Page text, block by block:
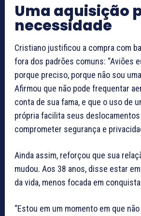
Uma aquisição
necessidade
Cristiano justificou a compra com
fora dos padrões comuns: “Aviões
porque preciso, porque não sou
Afirmou que não pode frequentar
conta de sua fama, e que o uso de
própria facilita seus
comprometer segurança e
Ainda assim, reforçou que sua
mudou. Aos 38 anos, disse estar
da vida, menos focada em
“Estou em um momento em que